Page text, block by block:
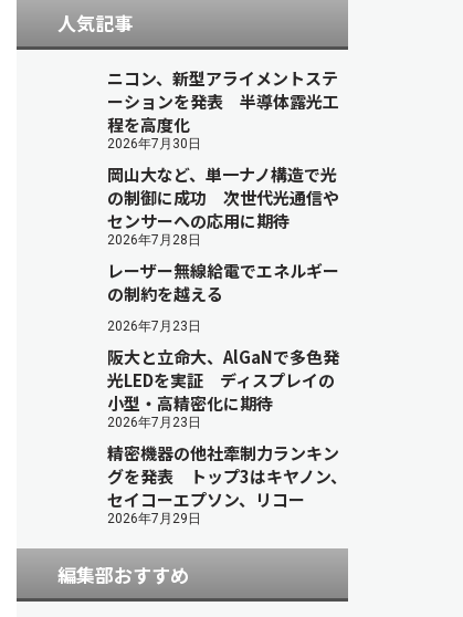
人気記事
ニコン、新型アライメントステ
ーションを発表 半導体露光工
程を高度化
2026年7月30日
岡山大など、単一ナノ構造で光
の制御に成功 次世代光通信や
センサーへの応用に期待
2026年7月28日
レーザー無線給電でエネルギー
の制約を越える
2026年7月23日
阪大と立命大、AlGaNで多色発
光LEDを実証 ディスプレイの
小型・高精密化に期待
2026年7月23日
精密機器の他社牽制力ランキン
グを発表 トップ3はキヤノン、
セイコーエプソン、リコー
2026年7月29日
編集部おすすめ